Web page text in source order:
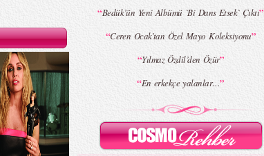
“Bedük’ün Yeni Albümü `Bi Dans Etsek` Çıktı”
“Ceren Ocak’tan Özel Mayo Koleksiyonu”
“Yılmaz Özdil’den Özür”
“En erkekçe yalanlar…”